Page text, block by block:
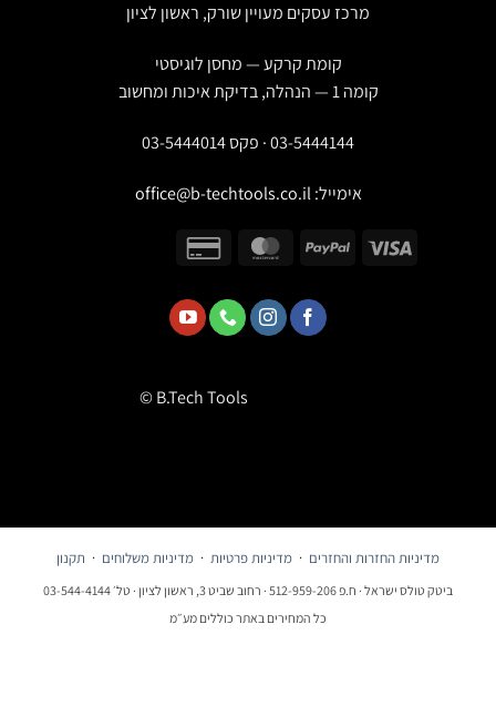
מרכז עסקים מעויין שורק, ראשון לציון
קומת קרקע — מחסן לוגיסטי
03-5444144 · פקס 03-5444014
אימייל:office@b-techtools.co.il
© B.Tech Tools
מדיניות החזרות והחזרים ·מדיניות פרטיות·מדיניות משלוחים·תקנון
ביטק טולס ישראל · ח.פ 512-959-206 · רחוב שביט 3, ראשון לציון · טל׳ 03-544-4144
כל המחירים באתר כוללים מע״מ